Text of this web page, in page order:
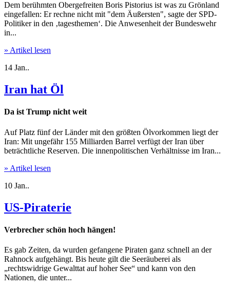
Dem berühmten Obergefreiten Boris Pistorius ist was zu Grönland
eingefallen: Er rechne nicht mit "dem Äußersten", sagte der SPD-
Politiker in den ‚tagesthemen‘. Die Anwesenheit der Bundeswehr
in...
» Artikel lesen
14 Jan..
Iran hat Öl
Da ist Trump nicht weit
Auf Platz fünf der Länder mit den größten Ölvorkommen liegt der
Iran: Mit ungefähr 155 Milliarden Barrel verfügt der Iran über
beträchtliche Reserven. Die innenpolitischen Verhältnisse im Iran...
» Artikel lesen
10 Jan..
US-Piraterie
Verbrecher schön hoch hängen!
Es gab Zeiten, da wurden gefangene Piraten ganz schnell an der
Rahnock aufgehängt. Bis heute gilt die Seeräuberei als
„rechtswidrige Gewalttat auf hoher See“ und kann von den
Nationen, die unter...